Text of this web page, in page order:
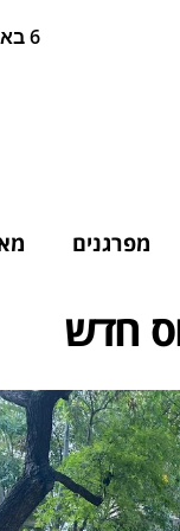
6 באוגוסט 2026 12:32
מפרגנים
חדש